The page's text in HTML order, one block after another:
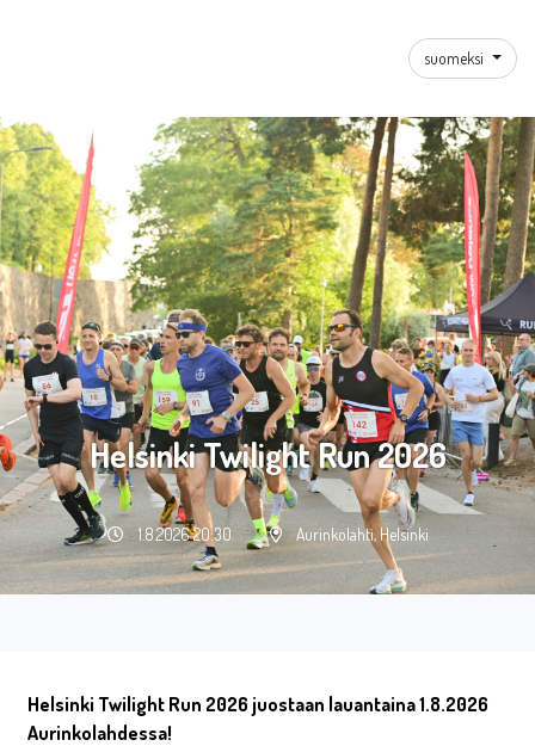
suomeksi
Helsinki Twilight Run 2026
1.8.2026 20:30 Aurinkolahti, Helsinki
Helsinki Twilight Run 2026 juostaan lauantaina 1.8.2026
Aurinkolahdessa!